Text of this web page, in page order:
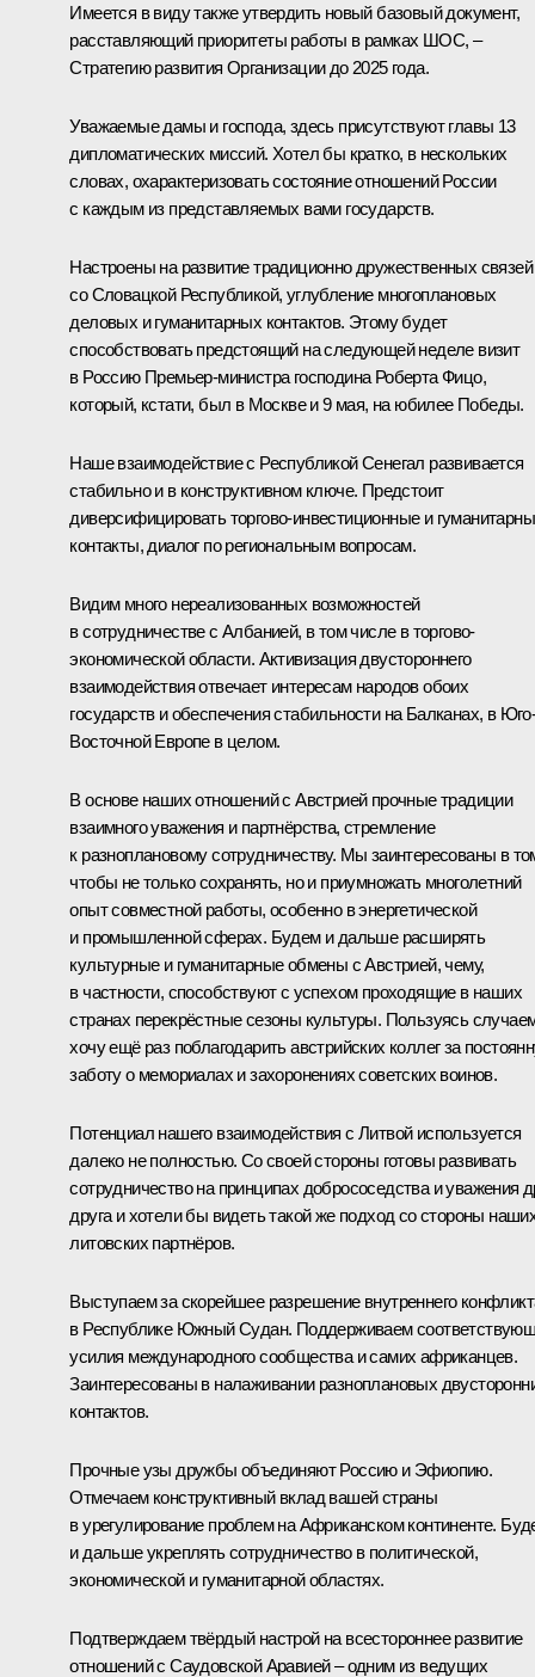
Имеется в виду также утвердить новый базовый документ,
расставляющий приоритеты работы в рамках ШОС, –
Стратегию развития Организации до 2025 года.
Уважаемые дамы и господа, здесь присутствуют главы 13
дипломатических миссий. Хотел бы кратко, в нескольких
словах, охарактеризовать состояние отношений России
с каждым из представляемых вами государств.
Настроены на развитие традиционно дружественных связей
со Словацкой Республикой, углубление многоплановых
деловых и гуманитарных контактов. Этому будет
способствовать предстоящий на следующей неделе визит
в Россию Премьер-министра господина Роберта Фицо,
который, кстати, был в Москве и 9 мая, на юбилее Победы.
Наше взаимодействие с Республикой Сенегал развивается
стабильно и в конструктивном ключе. Предстоит
диверсифицировать торгово-инвестиционные и
контакты, диалог по региональным вопросам.
Видим много нереализованных возможностей
в сотрудничестве с Албанией, в том числе в торгово-
экономической области. Активизация двустороннего
взаимодействия отвечает интересам народов обоих
государств и обеспечения стабильности на Балканах, в
Восточной Европе в целом.
В основе наших отношений с Австрией прочные традиции
взаимного уважения и партнёрства, стремление
к разноплановому сотрудничеству. Мы заинтересованы в
чтобы не только сохранять, но и приумножать многолетний
опыт совместной работы, особенно в энергетической
и промышленной сферах. Будем и дальше расширять
культурные и гуманитарные обмены с Австрией, чему,
в частности, способствуют с успехом проходящие в наших
странах перекрёстные сезоны культуры. Пользуясь
хочу ещё раз поблагодарить австрийских коллег за
заботу о мемориалах и захоронениях советских воинов.
Потенциал нашего взаимодействия с Литвой используется
далеко не полностью. Со своей стороны готовы развивать
сотрудничество на принципах добрососедства и уважения
друга и хотели бы видеть такой же подход со стороны
литовских партнёров.
Выступаем за скорейшее разрешение внутреннего
в Республике Южный Судан. Поддерживаем
усилия международного сообщества и самих африканцев.
Заинтересованы в налаживании разноплановых
контактов.
Прочные узы дружбы объединяют Россию и Эфиопию.
Отмечаем конструктивный вклад вашей страны
в урегулирование проблем на Африканском континенте.
и дальше укреплять сотрудничество в политической,
экономической и гуманитарной областях.
Подтверждаем твёрдый настрой на всестороннее развитие
отношений с Саудовской Аравией – одним из ведущих